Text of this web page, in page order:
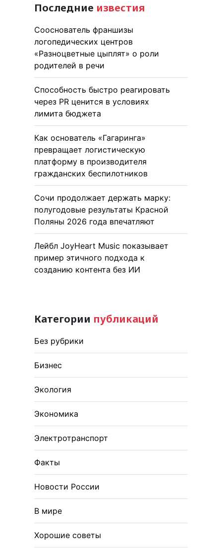
Последние известия
Сооснователь франшизы
логопедических центров
«Разноцветные цыплят» о роли
родителей в речи
Способность быстро реагировать
через PR ценится в условиях
лимита бюджета
Как основатель «Гагаринга»
превращает логистическую
платформу в производителя
гражданских беспилотников
Сочи продолжает держать марку:
полугодовые результаты Красной
Поляны 2026 года впечатляют
Лейбл JoyHeart Music показывает
пример этичного подхода к
созданию контента без ИИ
Категории публикаций
Без рубрики
Бизнес
Экология
Экономика
Электротранспорт
Факты
Новости России
В мире
Хорошие советы